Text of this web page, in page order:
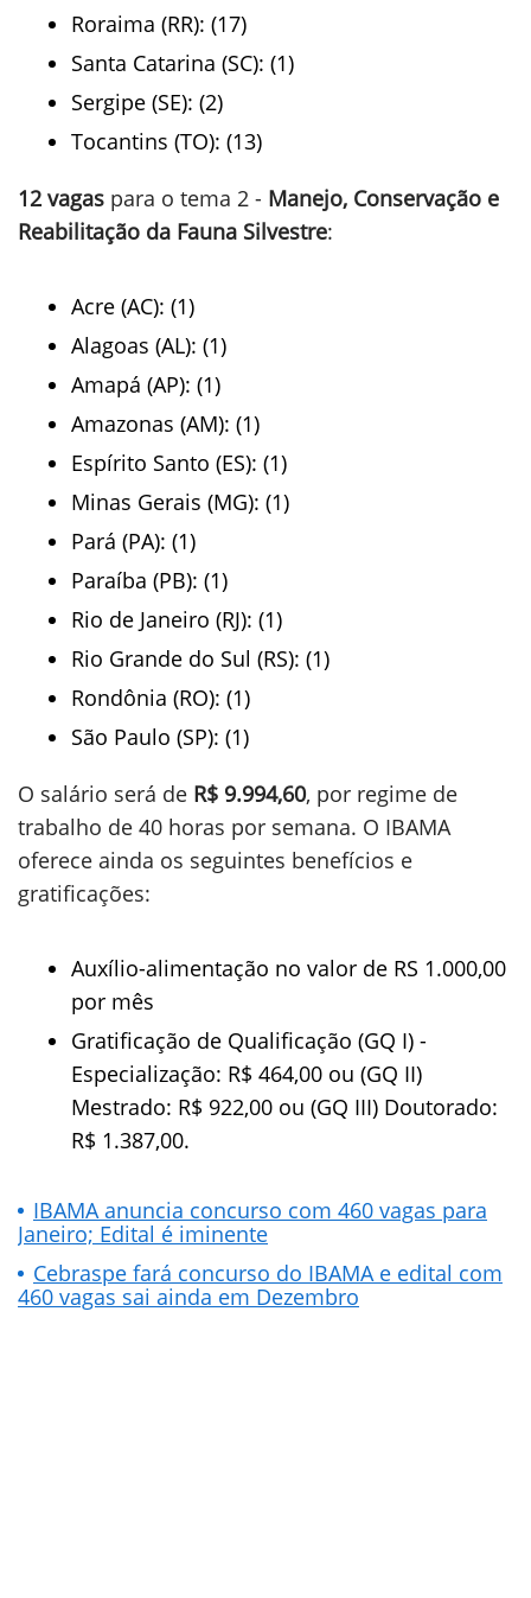
Roraima (RR): (17)
Santa Catarina (SC): (1)
Sergipe (SE): (2)
Tocantins (TO): (13)
12 vagas para o tema 2 - Manejo, Conservação e
Reabilitação da Fauna Silvestre:
Acre (AC): (1)
Alagoas (AL): (1)
Amapá (AP): (1)
Amazonas (AM): (1)
Espírito Santo (ES): (1)
Minas Gerais (MG): (1)
Pará (PA): (1)
Paraíba (PB): (1)
Rio de Janeiro (RJ): (1)
Rio Grande do Sul (RS): (1)
Rondônia (RO): (1)
São Paulo (SP): (1)
O salário será de R$ 9.994,60, por regime de
trabalho de 40 horas por semana. O IBAMA
oferece ainda os seguintes benefícios e
gratificações:
Auxílio-alimentação no valor de RS 1.000,00
por mês
Gratificação de Qualificação (GQ I) -
Especialização: R$ 464,00 ou (GQ II)
Mestrado: R$ 922,00 ou (GQ III) Doutorado:
R$ 1.387,00.
IBAMA anuncia concurso com 460 vagas para
Janeiro; Edital é iminente
Cebraspe fará concurso do IBAMA e edital com
460 vagas sai ainda em Dezembro